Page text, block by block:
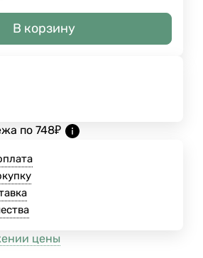
В корзину
по 748₽
цены